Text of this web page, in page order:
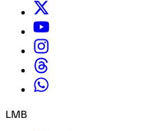
LMB